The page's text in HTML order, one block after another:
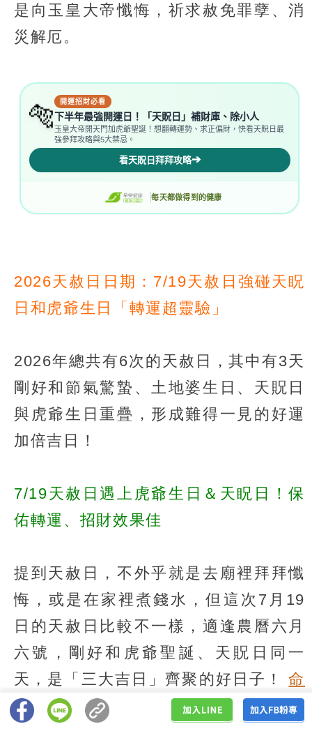
是向玉皇大帝懺悔，祈求赦免罪孽、消
災解厄。
2026天赦日日期：7/19天赦日強碰天眖
日和虎爺生日「轉運超靈驗」
2026年總共有6次的天赦日，其中有3天
剛好和節氣驚蟄、土地婆生日、天貺日
與虎爺生日重疊，形成難得一見的好運
加倍吉日！
7/19天赦日遇上虎爺生日＆天眖日！保
佑轉運、招財效果佳
提到天赦日，不外乎就是去廟裡拜拜懺
悔，或是在家裡煮錢水，但這次7月19
日的天赦日比較不一樣，適逢農曆六月
六號，剛好和虎爺聖誕、天貺日同一
天，是「三大吉日」齊聚的好日子！命
理老師谷帥臻在臉書撰文分享，天赦